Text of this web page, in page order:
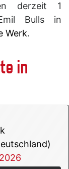
derzeit 1
Bulls in
Werk.
in